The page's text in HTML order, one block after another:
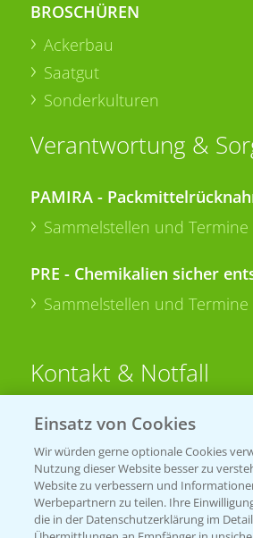
BROSCHÜREN
Ackerbau
Saatgut
Sonderkulturen
Verantwortung &
PAMIRA -
Sammelstellen und Termine
PRE - Chemikalien sicher
Sammelstellen und Termine
Kontakt & Notfall
Beratung auf WhatsApp
T.+49 (0)174 346 564 1
KONTAKT
Einsatz von Cookies
Wir würden gerne optionale Cookies
Nutzung dieser Website besser zu
Website zu verbessern und
Werbepartnern zu teilen. Ihre
die in der Datenschutzerklärung im